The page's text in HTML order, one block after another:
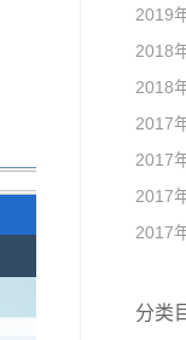
2019
2018
2018
2017
2017
2017
2017
分类